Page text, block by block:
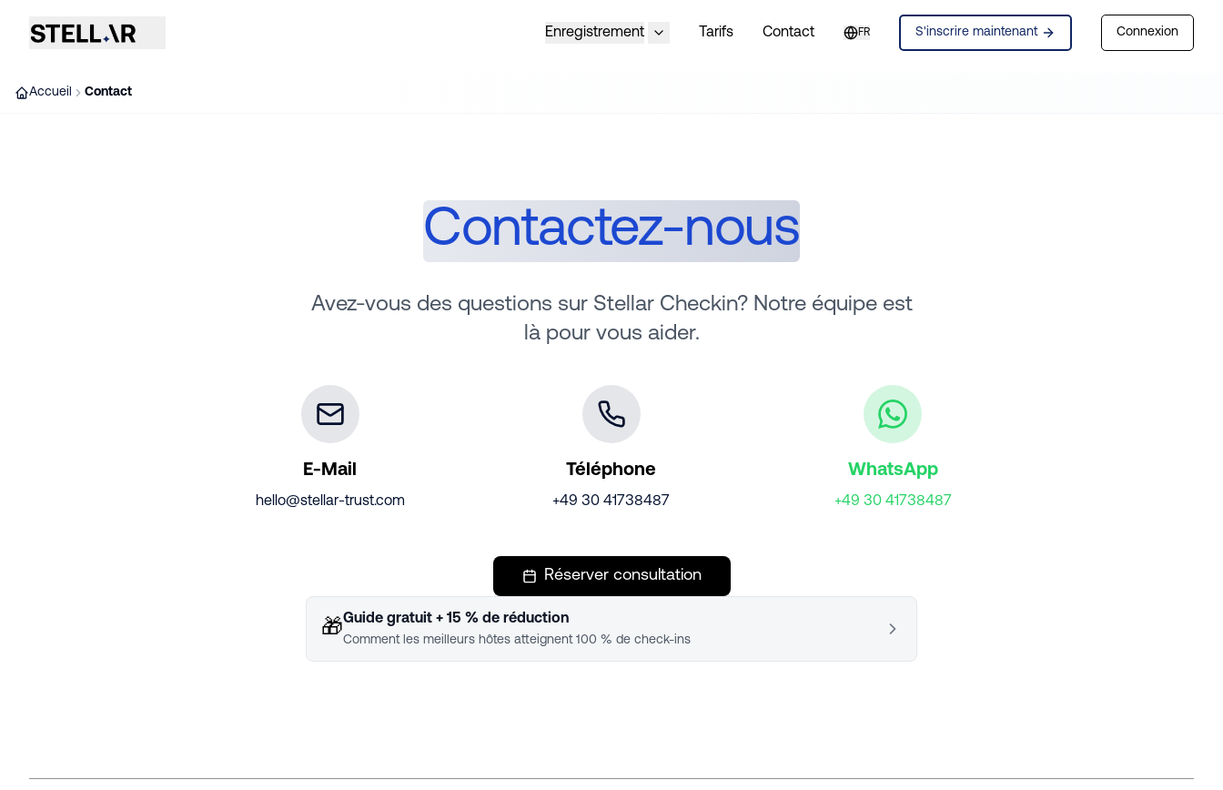
Enregistrement Tarifs Contact FR S'inscrire maintenant Connexion
Accueil Contact
Contactez-nous
Avez-vous des questions sur Stellar Checkin? Notre équipe est
là pour vous aider.
E-Mail
hello@stellar-trust.com
Téléphone
+49 30 41738487
WhatsApp
+49 30 41738487
Réserver consultation
🎁Guide gratuit + 15 % de réduction
Comment les meilleurs hôtes atteignent 100 % de check-ins